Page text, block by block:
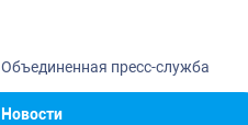
Объединенная пресс-служба
Новости